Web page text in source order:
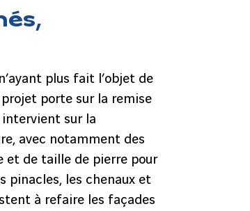
plus fait l’objet de
projet porte sur la remise
intervient sur la
avec notamment des
et de taille de pierre pour
pinacles, les chenaux et
à refaire les façades